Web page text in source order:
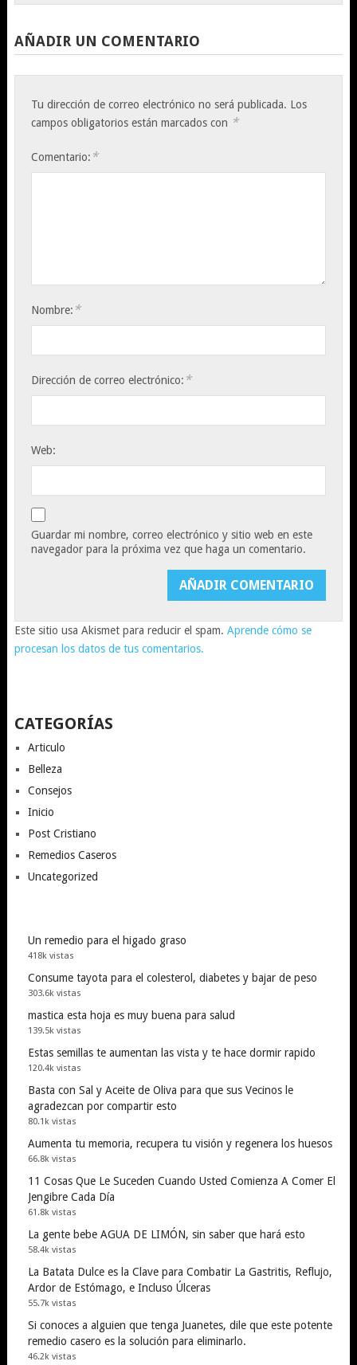
AÑADIR UN COMENTARIO
Tu dirección de correo electrónico no será publicada. Los
campos obligatorios están marcados con *
Comentario: *
Nombre: *
Dirección de correo electrónico: *
Web:
Guardar mi nombre, correo electrónico y sitio web en este
navegador para la próxima vez que haga un comentario.
Este sitio usa Akismet para reducir el spam. Aprende cómo se
procesan los datos de tus comentarios.
CATEGORÍAS
Articulo
Belleza
Consejos
Inicio
Post Cristiano
Remedios Caseros
Uncategorized
Un remedio para el higado graso
418k vistas
Consume tayota para el colesterol, diabetes y bajar de peso
303.6k vistas
mastica esta hoja es muy buena para salud
139.5k vistas
Estas semillas te aumentan las vista y te hace dormir rapido
120.4k vistas
Basta con Sal y Aceite de Oliva para que sus Vecinos le
agradezcan por compartir esto
80.1k vistas
Aumenta tu memoria, recupera tu visión y regenera los huesos
66.8k vistas
11 Cosas Que Le Suceden Cuando Usted Comienza A Comer El
Jengibre Cada Día
61.8k vistas
La gente bebe AGUA DE LIMÓN, sin saber que hará esto
58.4k vistas
La Batata Dulce es la Clave para Combatir La Gastritis, Reflujo,
Ardor de Estómago, e Incluso Úlceras
55.7k vistas
Si conoces a alguien que tenga Juanetes, dile que este potente
remedio casero es la solución para eliminarlo.
46.2k vistas